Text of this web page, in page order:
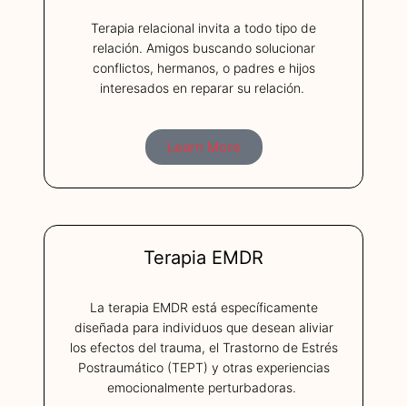
Terapia relacional invita a todo tipo de
relación. Amigos buscando solucionar
conflictos, hermanos, o padres e hijos
interesados en reparar su relación.
Learn More
Terapia EMDR
La terapia EMDR está específicamente
diseñada para individuos que desean aliviar
los efectos del trauma, el Trastorno de Estrés
Postraumático (TEPT) y otras experiencias
emocionalmente perturbadoras.